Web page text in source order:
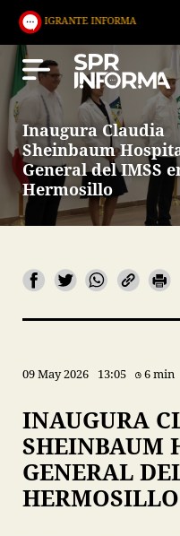
OPINIÓN
Inaugura Claudia
Sheinbaum
General del IMSS
Hermosillo
09 May 2026 13:05 6 min
INAUGURA
SHEINBAUM
GENERAL
HERMOSILLO